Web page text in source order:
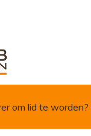
om lid te worden?